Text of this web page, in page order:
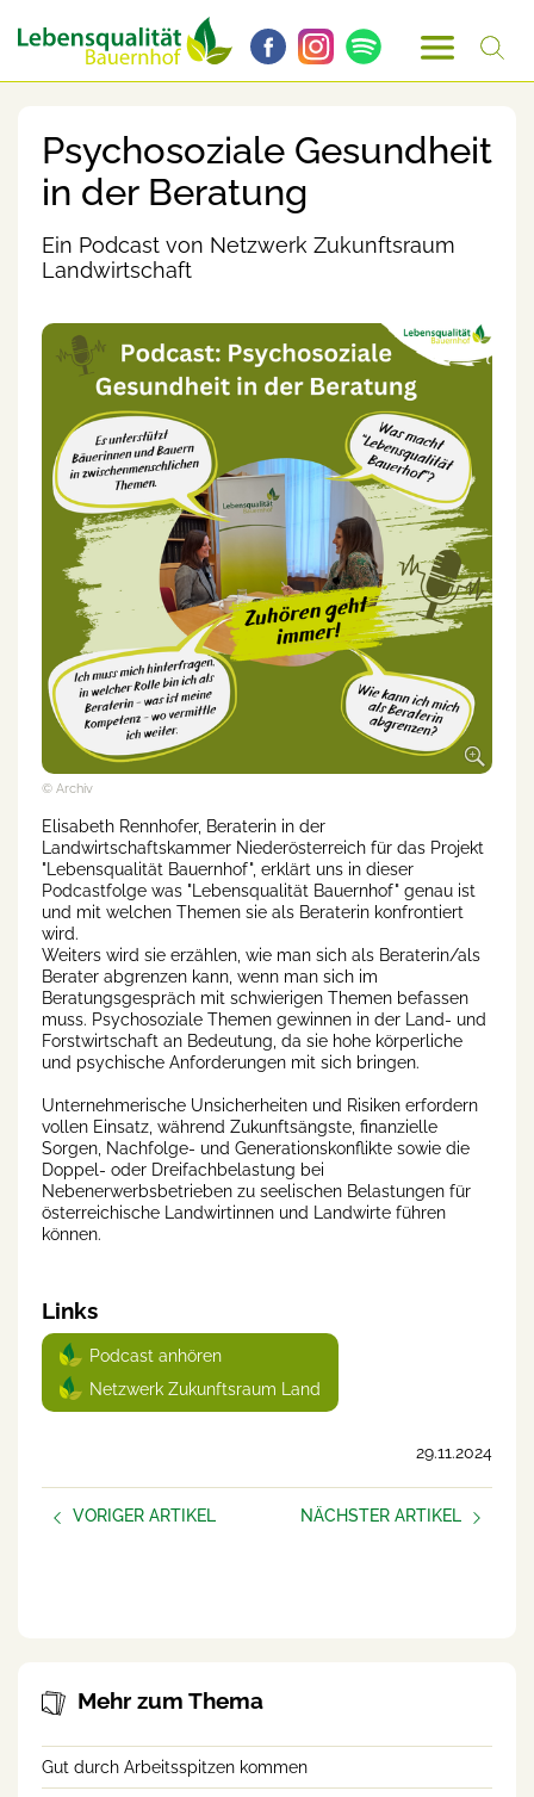
Psychosoziale Gesundheit
in der Beratung
Ein Podcast von Netzwerk Zukunftsraum
Landwirtschaft
© Archiv
Elisabeth Rennhofer, Beraterin in der
Landwirtschaftskammer Niederösterreich für das Projekt
"Lebensqualität Bauernhof", erklärt uns in dieser
Podcastfolge was "Lebensqualität Bauernhof" genau ist
und mit welchen Themen sie als Beraterin konfrontiert
wird.
Weiters wird sie erzählen, wie man sich als Beraterin/als
Berater abgrenzen kann, wenn man sich im
Beratungsgespräch mit schwierigen Themen befassen
muss. Psychosoziale Themen gewinnen in der Land- und
Forstwirtschaft an Bedeutung, da sie hohe körperliche
und psychische Anforderungen mit sich bringen.
Unternehmerische Unsicherheiten und Risiken erfordern
vollen Einsatz, während Zukunftsängste, finanzielle
Sorgen, Nachfolge- und Generationskonflikte sowie die
Doppel- oder Dreifachbelastung bei
Nebenerwerbsbetrieben zu seelischen Belastungen für
österreichische Landwirtinnen und Landwirte führen
können.
Links
Podcast anhören
Netzwerk Zukunftsraum Land
29.11.2024
VORIGER ARTIKEL
NÄCHSTER ARTIKEL
Mehr zum Thema
Gut durch Arbeitsspitzen kommen